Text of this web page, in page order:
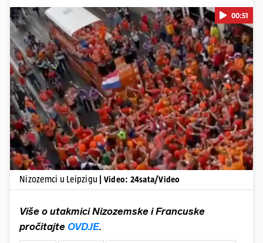
Pokretanje videa...
00:51
Nizozemci u Leipzigu | Video: 24sata/Video
Više o utakmici Nizozemske i Francuske
pročitajte OVDJE.